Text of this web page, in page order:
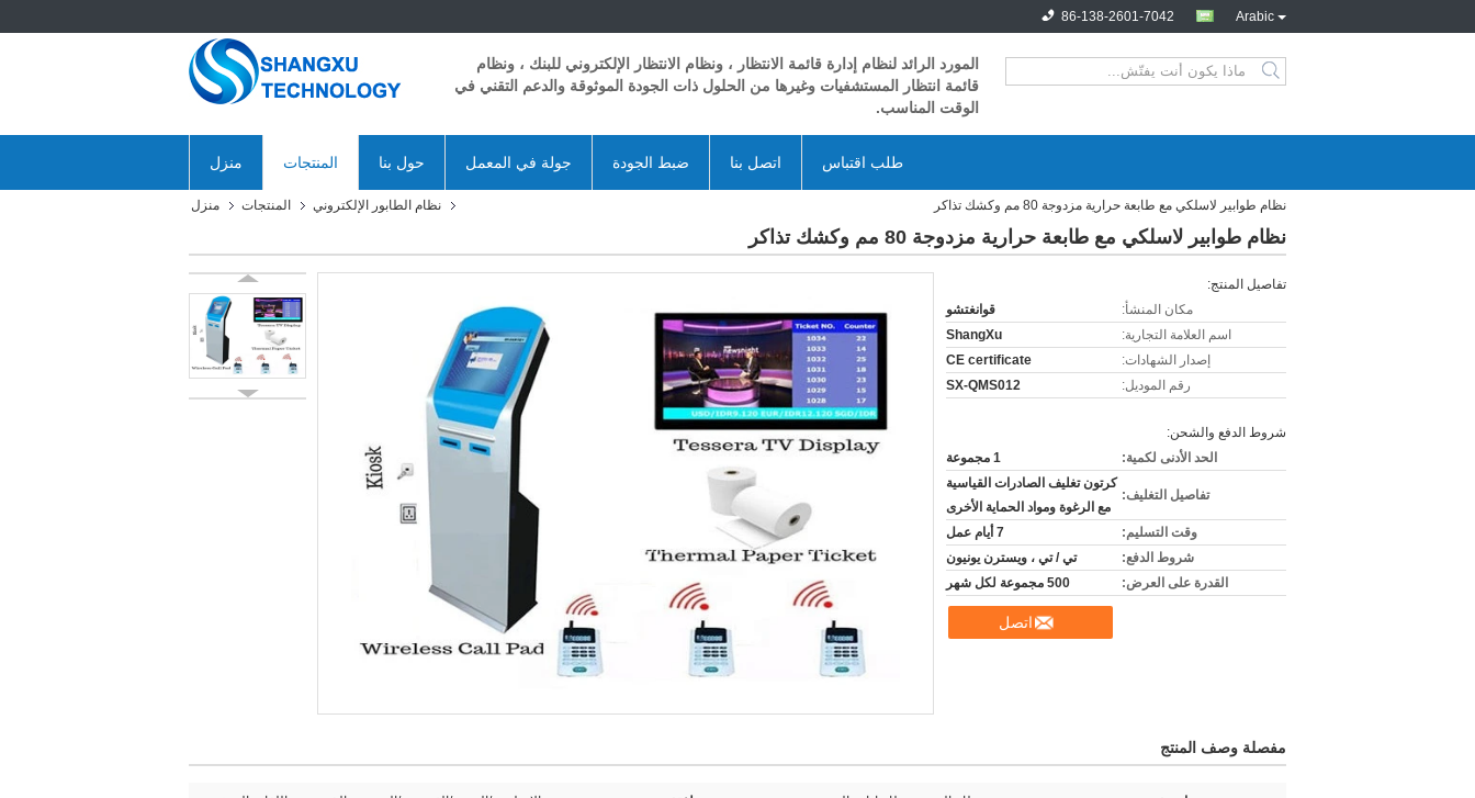
Arabic
86-138-2601-7042
المورد الرائد لنظام إدارة قائمة الانتظار ، ونظام الانتظار الإلكتروني للبنك ، ونظام
قائمة انتظار المستشفيات وغيرها من الحلول ذات الجودة الموثوقة والدعم التقني في
الوقت المناسب.
منزل المنتجات حول بنا جولة في المعمل ضبط الجودة اتصل بنا طلب اقتباس
منزل المنتجات نظام الطابور الإلكتروني نظام طوابير لاسلكي مع طابعة حرارية مزدوجة 80 مم وكشك تذاكر
نظام طوابير لاسلكي مع طابعة حرارية مزدوجة 80 مم وكشك تذاكر
تفاصيل المنتج:
مكان المنشأ:
قوانغتشو
اسم العلامة التجارية:
ShangXu
إصدار الشهادات:
CE certificate
رقم الموديل:
SX-QMS012
شروط الدفع والشحن:
الحد الأدنى لكمية:
1 مجموعة
تفاصيل التغليف:
كرتون تغليف الصادرات القياسية
مع الرغوة ومواد الحماية الأخرى
وقت التسليم:
7 أيام عمل
شروط الدفع:
تي / تي ، ويسترن يونيون
القدرة على العرض:
500 مجموعة لكل شهر
اتصل
مفصلة وصف المنتج